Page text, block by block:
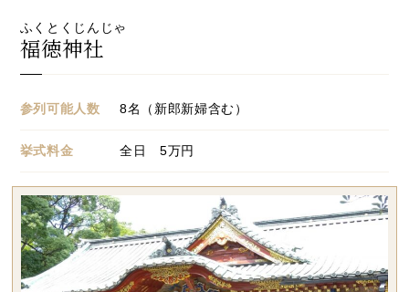
ふくとくじんじゃ
福徳神社
参列可能人数 8名（新郎新婦含む）
挙式料金 全日 5万円